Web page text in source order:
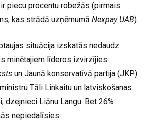
ir piecu procentu robežās (pirmais
kas strādā uzņēmumā Nexpay UAB).
situācija izskatās nedaudz
minētajiem līderos izvirzījies
un Jaunā konservatīvā partija (JKP)
Tāli Linkaitu un latviskošanas
dzejnieci Liānu Langu. Bet 26%
nepiedalīsies.